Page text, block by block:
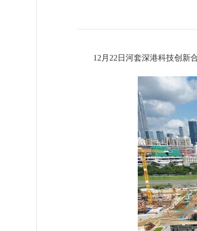
12月22日河套深港科技创新合